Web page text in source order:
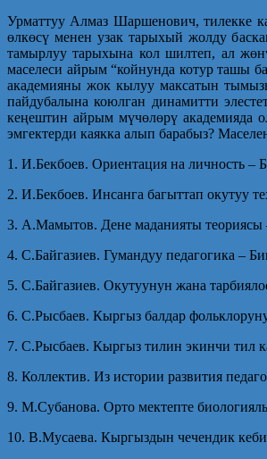
Урматтуу Алмаз Шаршенович, тилекке
өлкөсү менен узак тарыхый жолду
тамырлуу тарыхына кол шилтеп, ал
маселеси айрым “койнунда котур ташы
академияны жок кылуу максатын
пайдубалына коюлган динамитти
кеңештин айрым мүчөлөрү академияда
эмгектерди каякка алып барабыз?
1. И.Бекбоев. Ориентация на личность –
2. И.Бекбоев. Инсанга багыттап окутуу
3. А.Мамытов. Дене маданияты теориясы
4. С.Байгазиев. Гумандуу педагогика –
5. С.Байгазиев. Окутуунун жана
6. С.Рысбаев. Кыргыз балдар
7. С.Рысбаев. Кыргыз тилин экинчи тил
8. Коллектив. Из истории развития
9. М.Субанова. Орто мектепте
10. В.Мусаева. Кыргыздын чечендик